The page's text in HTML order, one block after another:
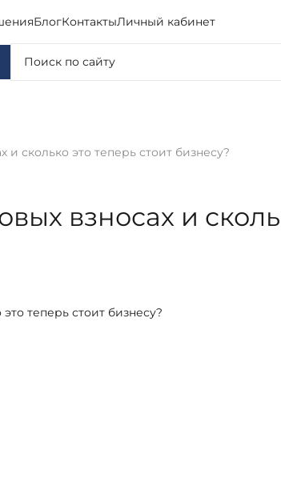
БлогКонтактыЛичный кабинет
и сколько это теперь стоит бизнесу?
взносах и